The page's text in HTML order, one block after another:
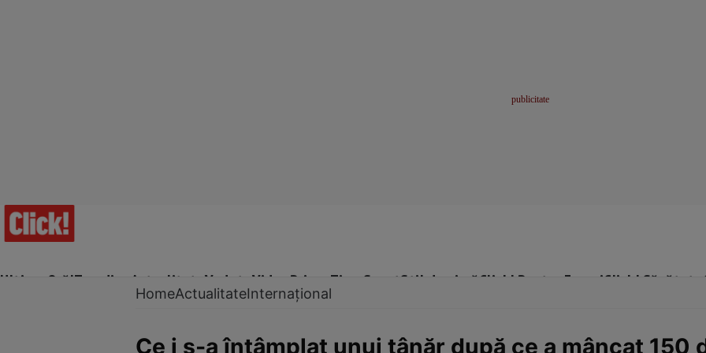
Ultima Oră!Trending Actualitate Vedete Video Prime Time SportStil de viațăClick! Pentru FemeiClick! Sănătate
HomeActualitateInternațional
Ce i s-a întâmplat unui tânăr după ce a mâncat 150